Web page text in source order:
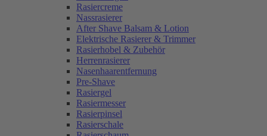
Rasiercreme
Nassrasierer
After Shave Balsam & Lotion
Elektrische Rasierer & Trimmer
Rasierhobel & Zubehör
Herrenrasierer
Nasenhaarentfernung
Pre-Shave
Rasiergel
Rasiermesser
Rasierpinsel
Rasierschale